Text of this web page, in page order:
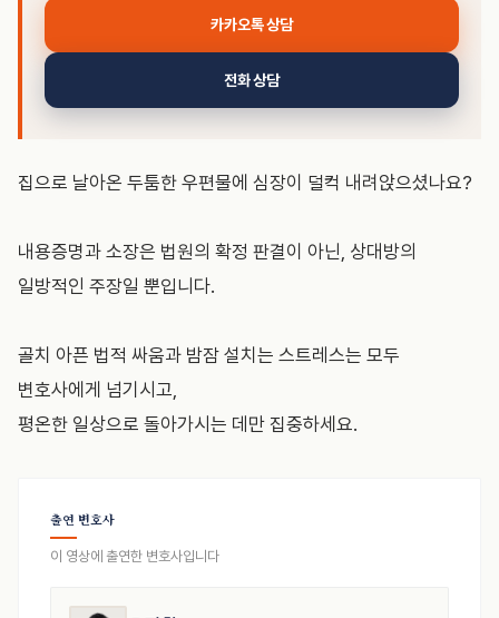
카카오톡 상담
전화 상담
집으로 날아온 두툼한 우편물에 심장이 덜컥 내려앉으셨나요?
내용증명과 소장은 법원의 확정 판결이 아닌, 상대방의
일방적인 주장일 뿐입니다.
골치 아픈 법적 싸움과 밤잠 설치는 스트레스는 모두
변호사에게 넘기시고,
평온한 일상으로 돌아가시는 데만 집중하세요.
출연 변호사
이 영상에 출연한 변호사입니다